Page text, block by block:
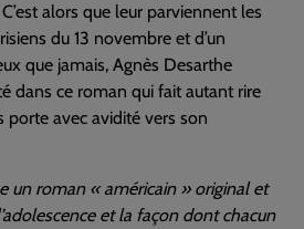
alors que leur parviennent les
du 13 novembre et d’un
que jamais, Agnès Desarthe
dans ce roman qui fait autant rire
porte avec avidité vers son
un roman « américain » original et
et la façon dont chacun